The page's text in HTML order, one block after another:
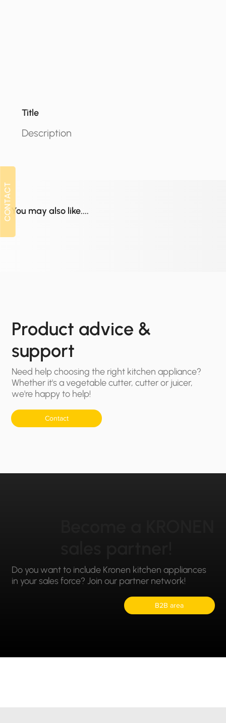
Title
Description
You may also like....
Product advice &
support
Need help choosing the right kitchen appliance?
Whether it's a vegetable cutter, cutter or juicer,
we're happy to help!
Contact
Do you want to include Kronen kitchen appliances
in your sales force? Join our partner network!
B2B area
CONTACT
CONTACT